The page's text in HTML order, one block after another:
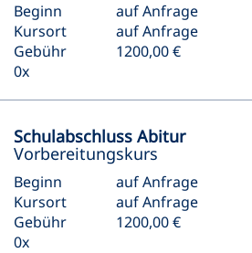
Beginn
auf Anfrage
Kursort
auf Anfrage
Gebühr
1200,00 €
0x
Schulabschluss Abitur
Vorbereitungskurs
Beginn
auf Anfrage
Kursort
auf Anfrage
Gebühr
1200,00 €
0x